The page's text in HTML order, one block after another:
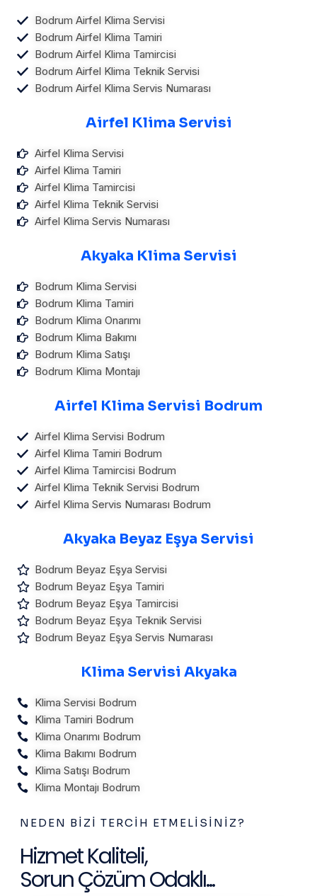
Bodrum Airfel Klima Servisi
Bodrum Airfel Klima Tamiri
Bodrum Airfel Klima Tamircisi
Bodrum Airfel Klima Teknik Servisi
Bodrum Airfel Klima Servis Numarası
Airfel Klima Servisi
Airfel Klima Servisi
Airfel Klima Tamiri
Airfel Klima Tamircisi
Airfel Klima Teknik Servisi
Airfel Klima Servis Numarası
Akyaka Klima Servisi
Bodrum Klima Servisi
Bodrum Klima Tamiri
Bodrum Klima Onarımı
Bodrum Klima Bakımı
Bodrum Klima Satışı
Bodrum Klima Montajı
Airfel Klima Servisi Bodrum
Airfel Klima Servisi Bodrum
Airfel Klima Tamiri Bodrum
Airfel Klima Tamircisi Bodrum
Airfel Klima Teknik Servisi Bodrum
Airfel Klima Servis Numarası Bodrum
Akyaka Beyaz Eşya Servisi
Bodrum Beyaz Eşya Servisi
Bodrum Beyaz Eşya Tamiri
Bodrum Beyaz Eşya Tamircisi
Bodrum Beyaz Eşya Teknik Servisi
Bodrum Beyaz Eşya Servis Numarası
Klima Servisi Akyaka
Klima Servisi Bodrum
Klima Tamiri Bodrum
Klima Onarımı Bodrum
Klima Bakımı Bodrum
Klima Satışı Bodrum
Klima Montajı Bodrum
NEDEN BIZI TERCIH ETMELISINIZ?
Hizmet Kaliteli,
Sorun Çözüm Odaklı...